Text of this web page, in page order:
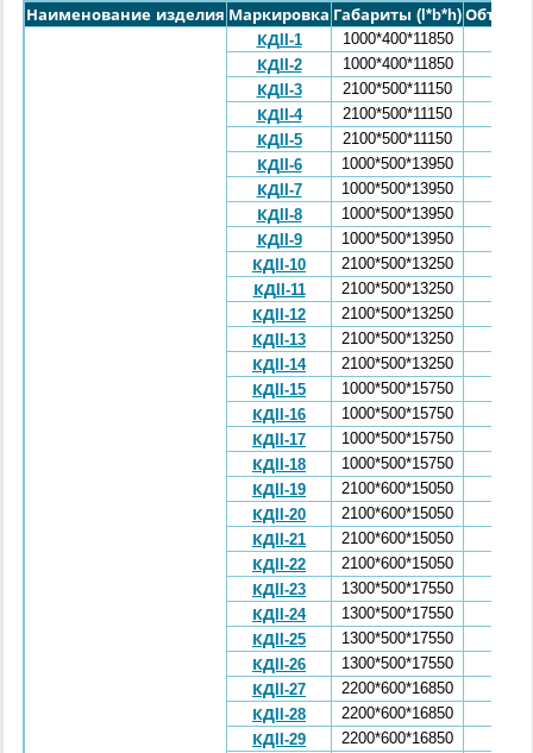
Наименование изделия Маркировка Габариты (l*b*h) Объем,
КДII-1
1000*400*11850
КДII-2
1000*400*11850
КДII-3
2100*500*11150
КДII-4
2100*500*11150
КДII-5
2100*500*11150
КДII-6
1000*500*13950
КДII-7
1000*500*13950
КДII-8
1000*500*13950
КДII-9
1000*500*13950
КДII-10
2100*500*13250
КДII-11
2100*500*13250
КДII-12
2100*500*13250
КДII-13
2100*500*13250
КДII-14
2100*500*13250
КДII-15
1000*500*15750
КДII-16
1000*500*15750
КДII-17
1000*500*15750
КДII-18
1000*500*15750
КДII-19
2100*600*15050
КДII-20
2100*600*15050
КДII-21
2100*600*15050
КДII-22
2100*600*15050
КДII-23
1300*500*17550
КДII-24
1300*500*17550
КДII-25
1300*500*17550
КДII-26
1300*500*17550
КДII-27
2200*600*16850
КДII-28
2200*600*16850
КДII-29
2200*600*16850